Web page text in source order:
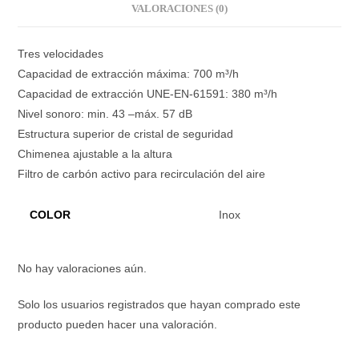
VALORACIONES (0)
Tres velocidades
Capacidad de extracción máxima: 700 m³/h
Capacidad de extracción UNE-EN-61591: 380 m³/h
Nivel sonoro: min. 43 –máx. 57 dB
Estructura superior de cristal de seguridad
Chimenea ajustable a la altura
Filtro de carbón activo para recirculación del aire
COLOR Inox
No hay valoraciones aún.
Solo los usuarios registrados que hayan comprado este
producto pueden hacer una valoración.